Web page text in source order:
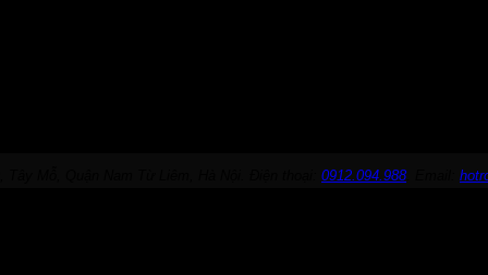
Mỗ, Quận Nam Từ Liêm, Hà Nội. Điện thoại: 0912.094.988